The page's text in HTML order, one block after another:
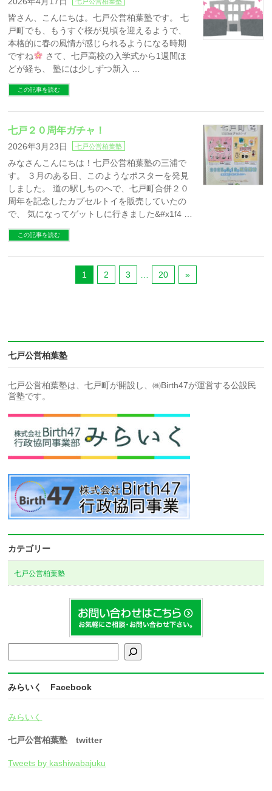
皆さん、こんにちは。七戸公営柏葉塾です。 七
戸町でも、もうすぐ桜が見頃を迎えるようで、
本格的に春の風情が感じられるようになる時期
ですね
さて、七戸高校の入学式から1週間ほ
どが経ち、 塾には少しずつ新入 …
この記事を読む
七戸２０周年ガチャ！
2026年3月23日 七戸公営柏葉塾
みなさんこんにちは！七戸公営柏葉塾の三浦で
す。 ３月のある日、このようなポスターを発見
しました。 道の駅しちのへで、七戸町合併２０
周年を記念したカプセルトイを販売していたの
で、 気になってゲットしに行きました&#x1f4 …
この記事を読む
1 2 3 20 »
七戸公営柏葉塾
七戸公営柏葉塾は、七戸町が開設し、㈱Birth47が運営する公設民
営塾です。
カテゴリー
七戸公営柏葉塾
みらいく Facebook
みらいく
七戸公営柏葉塾 twitter
Tweets by kashiwabajuku